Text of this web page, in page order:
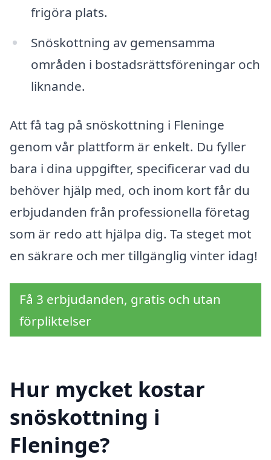
frigöra plats.
Snöskottning av gemensamma
områden i bostadsrättsföreningar och
liknande.
Att få tag på snöskottning i Fleninge
genom vår plattform är enkelt. Du fyller
bara i dina uppgifter, specificerar vad du
behöver hjälp med, och inom kort får du
erbjudanden från professionella företag
som är redo att hjälpa dig. Ta steget mot
en säkrare och mer tillgänglig vinter idag!
Få 3 erbjudanden, gratis och utan
förpliktelser
Hur mycket kostar
snöskottning i
Fleninge?